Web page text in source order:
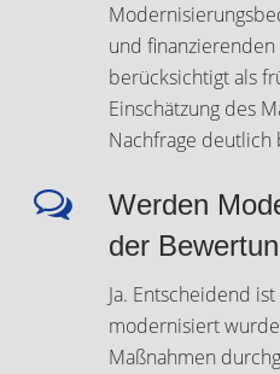
und
berücksichtigt als
Einschätzung des
Nachfrage deutlich
Werden
der
Ja. Entscheidend
modernisiert
Maßnahmen